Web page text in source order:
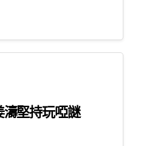
濤堅持玩啞謎